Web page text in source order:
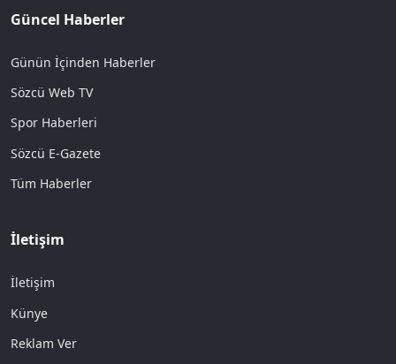
Güncel Haberler
Günün İçinden Haberler
Sözcü Web TV
Spor Haberleri
Sözcü E-Gazete
Tüm Haberler
İletişim
İletişim
Künye
Reklam Ver